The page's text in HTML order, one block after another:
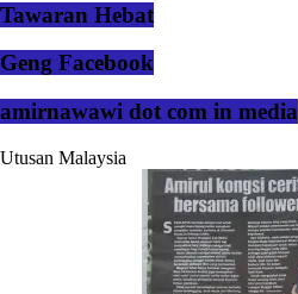
Tawaran Hebat
Geng Facebook
amirnawawi dot com in media
Utusan Malaysia